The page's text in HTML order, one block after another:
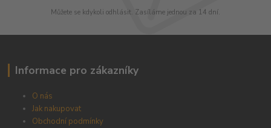
Můžete se kdykoli odhlásit. Zasíláme jednou za 14 dní.
Informace pro zákazníky
O nás
Jak nakupovat
Obchodní podmínky